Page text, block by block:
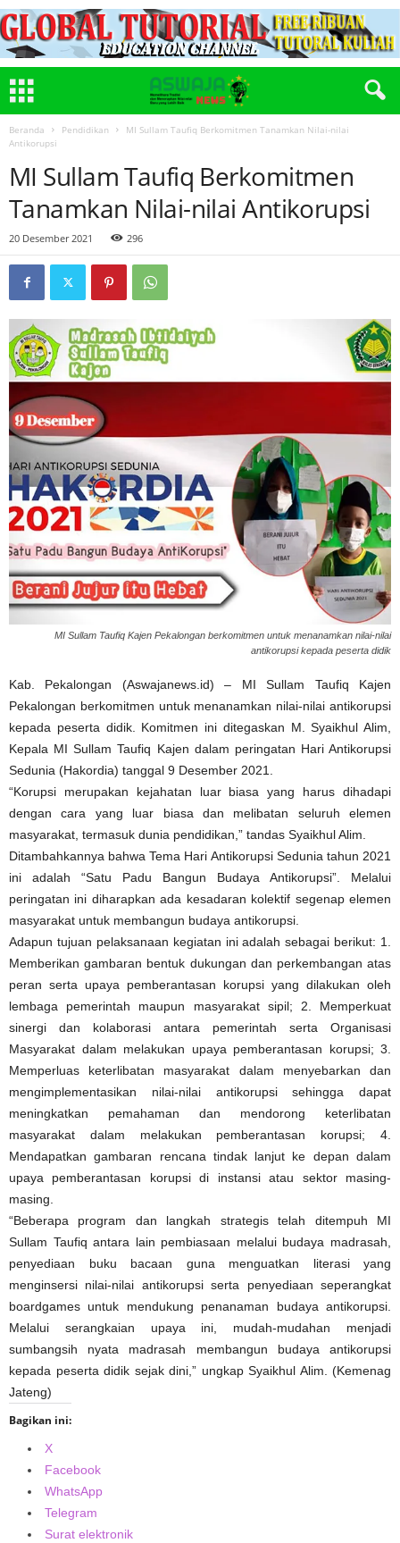
Beranda Pendidikan
MI Sullam Taufiq Berkomitmen Tanamkan Nilai-nilai
Antikorupsi
MI Sullam Taufiq Berkomitmen
Tanamkan Nilai-nilai Antikorupsi
20 Desember 2021 296
MI Sullam Taufiq Kajen Pekalongan berkomitmen untuk menanamkan nilai-nilai
antikorupsi kepada peserta didik
Kab. Pekalongan (Aswajanews.id) – MI Sullam Taufiq Kajen
Pekalongan berkomitmen untuk menanamkan nilai-nilai antikorupsi
kepada peserta didik. Komitmen ini ditegaskan M. Syaikhul Alim,
Kepala MI Sullam Taufiq Kajen dalam peringatan Hari Antikorupsi
Sedunia (Hakordia) tanggal 9 Desember 2021.
“Korupsi merupakan kejahatan luar biasa yang harus dihadapi
dengan cara yang luar biasa dan melibatan seluruh elemen
masyarakat, termasuk dunia pendidikan,” tandas Syaikhul Alim.
Ditambahkannya bahwa Tema Hari Antikorupsi Sedunia tahun 2021
ini adalah “Satu Padu Bangun Budaya Antikorupsi”. Melalui
peringatan ini diharapkan ada kesadaran kolektif segenap elemen
masyarakat untuk membangun budaya antikorupsi.
Adapun tujuan pelaksanaan kegiatan ini adalah sebagai berikut: 1.
Memberikan gambaran bentuk dukungan dan perkembangan atas
peran serta upaya pemberantasan korupsi yang dilakukan oleh
lembaga pemerintah maupun masyarakat sipil; 2. Memperkuat
sinergi dan kolaborasi antara pemerintah serta Organisasi
Masyarakat dalam melakukan upaya pemberantasan korupsi; 3.
Memperluas keterlibatan masyarakat dalam menyebarkan dan
mengimplementasikan nilai-nilai antikorupsi sehingga dapat
meningkatkan pemahaman dan mendorong keterlibatan
masyarakat dalam melakukan pemberantasan korupsi; 4.
Mendapatkan gambaran rencana tindak lanjut ke depan dalam
upaya pemberantasan korupsi di instansi atau sektor masing-
masing.
“Beberapa program dan langkah strategis telah ditempuh MI
Sullam Taufiq antara lain pembiasaan melalui budaya madrasah,
penyediaan buku bacaan guna menguatkan literasi yang
menginsersi nilai-nilai antikorupsi serta penyediaan seperangkat
boardgames untuk mendukung penanaman budaya antikorupsi.
Melalui serangkaian upaya ini, mudah-mudahan menjadi
sumbangsih nyata madrasah membangun budaya antikorupsi
kepada peserta didik sejak dini,” ungkap Syaikhul Alim. (Kemenag
Jateng)
Bagikan ini:
X
Facebook
WhatsApp
Telegram
Surat elektronik